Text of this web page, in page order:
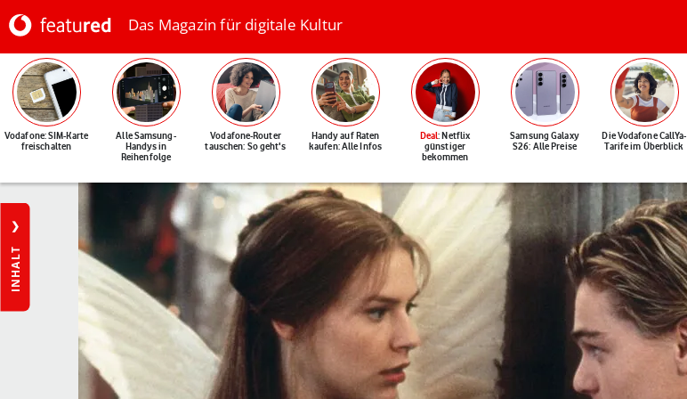
Das Magazin für digitale Kultur
Vodafone: SIM-Karte
freischalten
Alle Samsung-
Handys in
Reihenfolge
Vodafone-Router
tauschen: So geht's
Handy auf Raten
kaufen: Alle Infos
Deal: Netflix
günstiger
bekommen
Samsung Galaxy
S26: Alle Preise
Die Vodafone CallYa-
Tarife im Überblick
INHALT